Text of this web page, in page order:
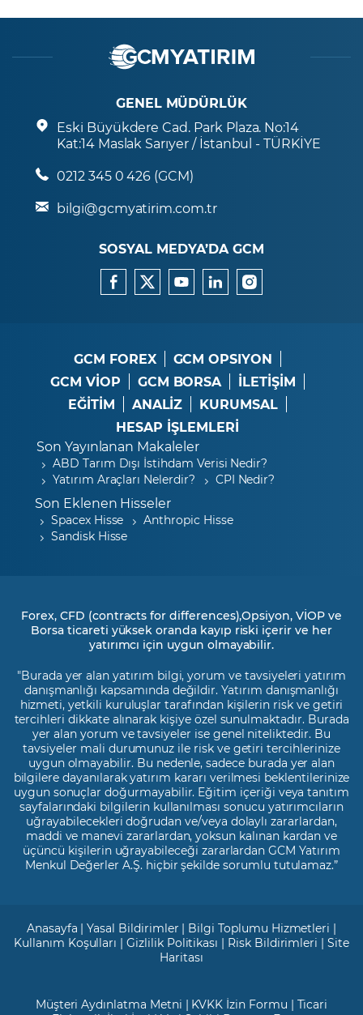
GENEL MÜDÜRLÜK
Eski Büyükdere Cad. Park Plaza. No:14
Kat:14 Maslak Sarıyer / İstanbul - TÜRKİYE
0212 345 0 426 (GCM)
bilgi@gcmyatirim.com.tr
SOSYAL MEDYA’DA GCM
GCM FOREX
GCM OPSIYON
GCM VİOP
GCM BORSA
İLETİŞİM
EĞİTİM
ANALİZ
KURUMSAL
HESAP İŞLEMLERİ
Son Yayınlanan Makaleler
ABD Tarım Dışı İstihdam Verisi Nedir?
Yatırım Araçları Nelerdir?
CPI Nedir?
Son Eklenen Hisseler
Spacex Hisse
Anthropic Hisse
Sandisk Hisse
Forex, CFD (contracts for differences),Opsiyon, VİOP ve
Borsa ticareti yüksek oranda kayıp riski içerir ve her
yatırımcı için uygun olmayabilir.
"Burada yer alan yatırım bilgi, yorum ve tavsiyeleri yatırım
danışmanlığı kapsamında değildir. Yatırım danışmanlığı
hizmeti, yetkili kuruluşlar tarafından kişilerin risk ve getiri
tercihleri dikkate alınarak kişiye özel sunulmaktadır. Burada
yer alan yorum ve tavsiyeler ise genel niteliktedir. Bu
tavsiyeler mali durumunuz ile risk ve getiri tercihlerinize
uygun olmayabilir. Bu nedenle, sadece burada yer alan
bilgilere dayanılarak yatırım kararı verilmesi beklentilerinize
uygun sonuçlar doğurmayabilir. Eğitim içeriği veya tanıtım
sayfalarındaki bilgilerin kullanılması sonucu yatırımcıların
uğrayabilecekleri doğrudan ve/veya dolaylı zararlardan,
maddi ve manevi zararlardan, yoksun kalınan kardan ve
üçüncü kişilerin uğrayabileceği zararlardan GCM Yatırım
Menkul Değerler A.Ş. hiçbir şekilde sorumlu tutulamaz.”
Anasayfa |Yasal Bildirimler | Bilgi Toplumu Hizmetleri |
Kullanım Koşulları |Gizlilik Politikası | Risk Bildirimleri |Site
Haritası
Müşteri Aydınlatma Metni | KVKK İzin Formu | Ticari